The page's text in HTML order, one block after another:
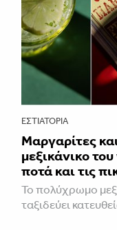
ΕΣΤΙΑΤΌΡΙΑ
Μαργαρίτες
μεξικάνικο
ποτά και τις
Το πολύχρωμο
ταξιδεύει